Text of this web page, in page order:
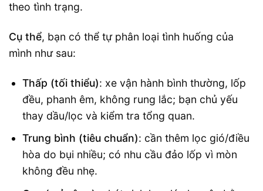
theo tình trạng.
Cụ thể, bạn có thể tự phân loại tình huống của
mình như sau:
Thấp (tối thiểu): xe vận hành bình thường, lốp
đều, phanh êm, không rung lắc; bạn chủ yếu
thay dầu/lọc và kiểm tra tổng quan.
Trung bình (tiêu chuẩn): cần thêm lọc gió/điều
hòa do bụi nhiều; có nhu cầu đảo lốp vì mòn
không đều nhẹ.